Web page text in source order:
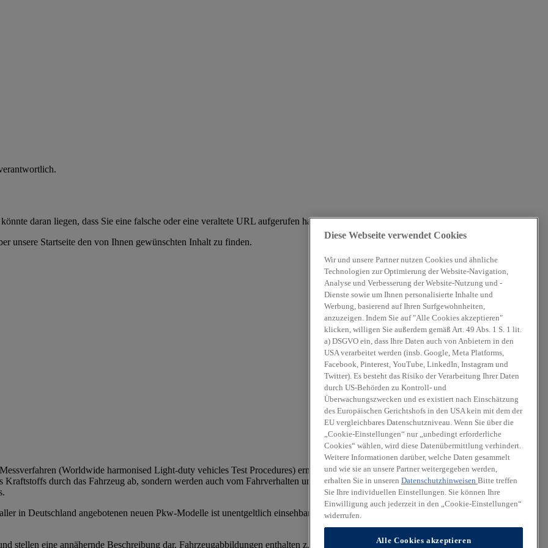
daran liegen, dass Sie eine falsche oder eine veraltete URL aufgerufen haben.
unsere Startseite den von Ihnen gewünschten Inhalt zu finden.
(Worldwide harmonised Light-duty vehicles Test Procedures) ermittelt. Der Kraftstoffverbrauch und die CO₂-Emissionen
durch das Fahrzeug ab, sondern werden auch vom Fahrverhalten und anderen nichttechnischen Faktoren beeinflusst. CO₂ ist
in Deutschland angebotenen neuen Pkw-Modelle ist unentgeltlich einsehbar an jedem Verkaufsort, an dem Pkw ausgestellt oder
stellen eine annähernde Beschreibung dar. Fahrzeugabbildungen enthalten z. T. aufpreispflichtige Zusatzausstattungen.
Diese Webseite verwendet Cookies
Wir und unsere Partner nutzen Cookies und ähnliche
Technologien zur Optimierung der Website-Navigation,
Analyse und Verbesserung der Website-Nutzung und -
Dienste sowie um Ihnen personalisierte Inhalte und
Werbung, basierend auf Ihren Surfgewohnheiten,
anzuzeigen. Indem Sie auf "Alle Cookies akzeptieren"
klicken, willigen Sie außerdem gemäß Art. 49 Abs. 1 S. 1 lit.
a) DSGVO ein, dass Ihre Daten auch von Anbietern in den
USA verarbeitet werden (insb. Google, Meta Platforms,
Facebook, Pinterest, YouTube, LinkedIn, Instagram und
Twitter). Es besteht das Risiko der Verarbeitung Ihrer Daten
durch US-Behörden zu Kontroll- und
Überwachungszwecken und es existiert nach Einschätzung
des Europäischen Gerichtshofs in den USA kein mit dem der
EU vergleichbares Datenschutzniveau. Wenn Sie über die
„Cookie-Einstellungen“ nur „unbedingt erforderliche
Cookies“ wählen, wird diese Datenübermittlung verhindert.
Weitere Informationen darüber, welche Daten gesammelt
und wie sie an unsere Partner weitergegeben werden,
erhalten Sie in unseren Datenschutzhinweisen Bitte treffen
Sie Ihre individuellen Einstellungen. Sie können Ihre
Einwilligung auch jederzeit in den „Cookie-Einstellungen“
widerrufen.
Alle Cookies akzeptieren